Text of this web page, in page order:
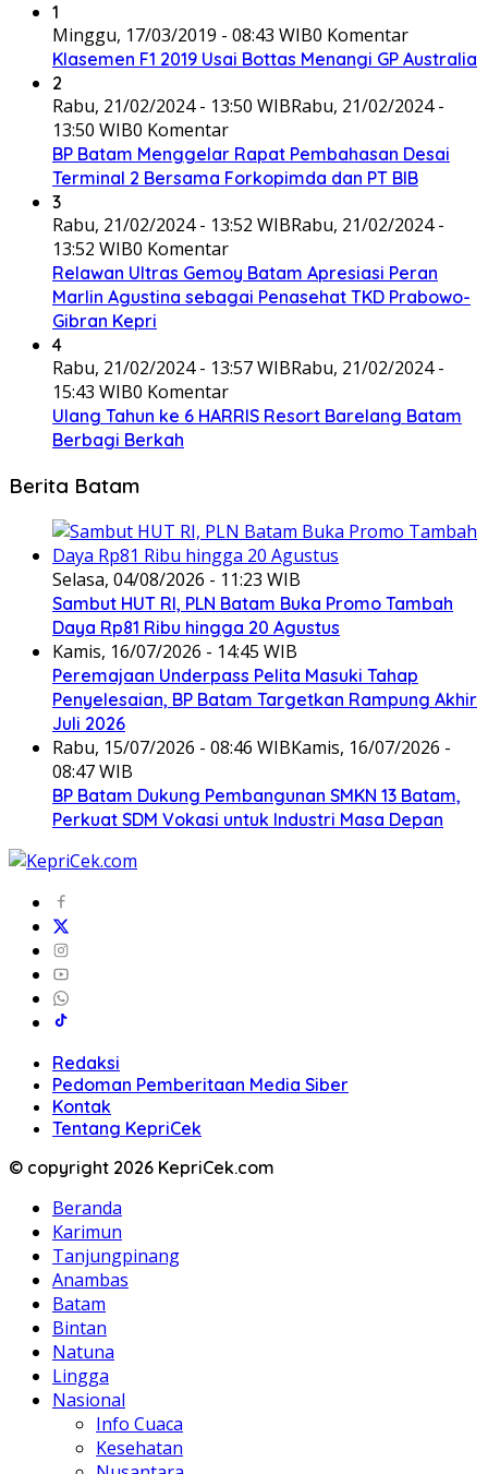
1
Minggu, 17/03/2019 - 08:43 WIB0 Komentar
Klasemen F1 2019 Usai Bottas Menangi GP Australia
2
Rabu, 21/02/2024 - 13:50 WIBRabu, 21/02/2024 -
13:50 WIB0 Komentar
BP Batam Menggelar Rapat Pembahasan Desai
Terminal 2 Bersama Forkopimda dan PT BIB
3
Rabu, 21/02/2024 - 13:52 WIBRabu, 21/02/2024 -
13:52 WIB0 Komentar
Relawan Ultras Gemoy Batam Apresiasi Peran
Marlin Agustina sebagai Penasehat TKD Prabowo-
Gibran Kepri
4
Rabu, 21/02/2024 - 13:57 WIBRabu, 21/02/2024 -
15:43 WIB0 Komentar
Ulang Tahun ke 6 HARRIS Resort Barelang Batam
Berbagi Berkah
Berita Batam
Selasa, 04/08/2026 - 11:23 WIB
Sambut HUT RI, PLN Batam Buka Promo Tambah
Daya Rp81 Ribu hingga 20 Agustus
Kamis, 16/07/2026 - 14:45 WIB
Peremajaan Underpass Pelita Masuki Tahap
Penyelesaian, BP Batam Targetkan Rampung Akhir
Juli 2026
Rabu, 15/07/2026 - 08:46 WIBKamis, 16/07/2026 -
08:47 WIB
BP Batam Dukung Pembangunan SMKN 13 Batam,
Perkuat SDM Vokasi untuk Industri Masa Depan
Redaksi
Pedoman Pemberitaan Media Siber
Kontak
Tentang KepriCek
© copyright 2026 KepriCek.com
Beranda
Karimun
Tanjungpinang
Anambas
Batam
Bintan
Natuna
Lingga
Nasional
Info Cuaca
Kesehatan